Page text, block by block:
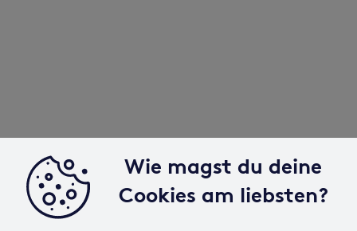
Wie magst du deine
Cookies am liebsten?